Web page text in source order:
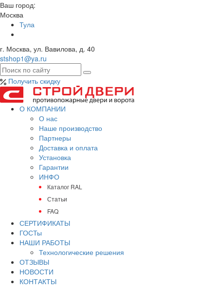
Ваш город:
Москва
Тула
г. Москва, ул. Вавилова, д. 40
stshop1@ya.ru
Получить скидку
О КОМПАНИИ
О нас
Наше производство
Партнеры
Доставка и оплата
Установка
Гарантии
ИНФО
Каталог RAL
Статьи
FAQ
СЕРТИФИКАТЫ
ГОСТы
НАШИ РАБОТЫ
Технологические решения
ОТЗЫВЫ
НОВОСТИ
КОНТАКТЫ